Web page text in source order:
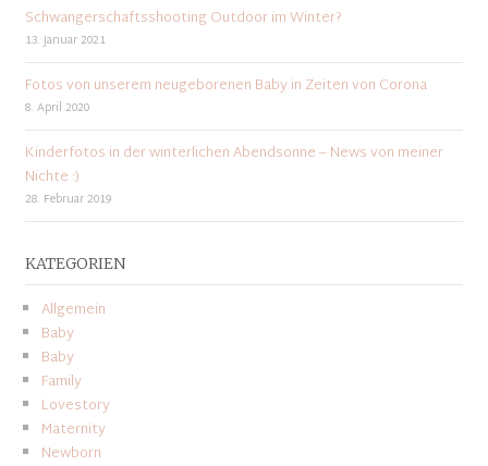
Schwangerschaftsshooting Outdoor im Winter?
13. Januar 2021
Fotos von unserem neugeborenen Baby in Zeiten von Corona
8. April 2020
Kinderfotos in der winterlichen Abendsonne – News von meiner
Nichte :)
28. Februar 2019
KATEGORIEN
Allgemein
Baby
Baby
Family
Lovestory
Maternity
Newborn